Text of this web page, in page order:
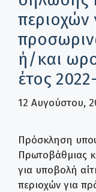
ή/και
έτος
12 Αυγούστου,
Πρόσκληση
Πρωτοβάθμιας
για υποβολή
περιοχών για